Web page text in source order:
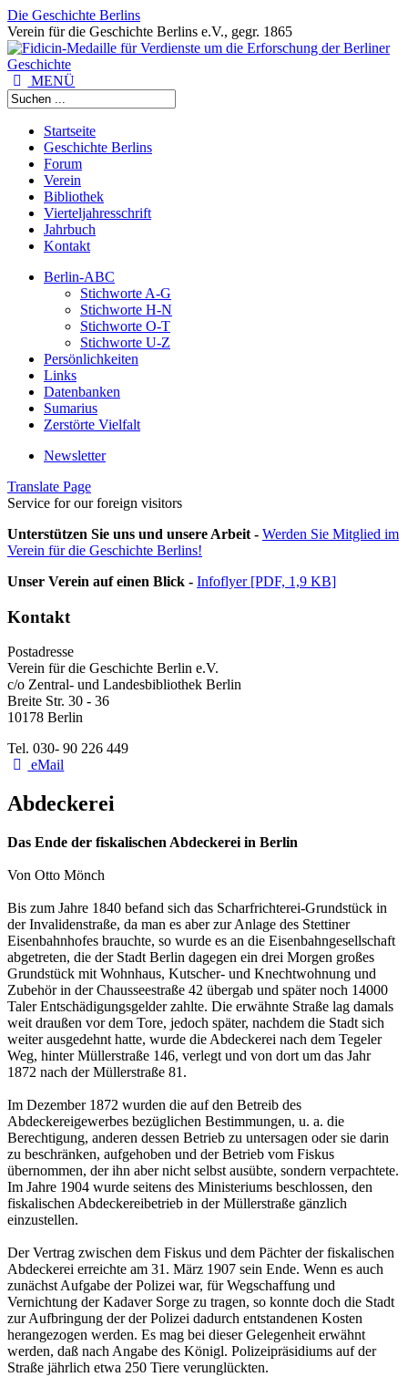
Die Geschichte Berlins
Verein für die Geschichte Berlins e.V., gegr. 1865
MENÜ
Startseite
Geschichte Berlins
Forum
Verein
Bibliothek
Vierteljahresschrift
Jahrbuch
Kontakt
Berlin-ABC
Stichworte A-G
Stichworte H-N
Stichworte O-T
Stichworte U-Z
Persönlichkeiten
Links
Datenbanken
Sumarius
Zerstörte Vielfalt
Newsletter
Translate Page
Service for our foreign visitors
Unterstützen Sie uns und unsere Arbeit - Werden Sie Mitglied im
Verein für die Geschichte Berlins!
Unser Verein auf einen Blick - Infoflyer [PDF, 1,9 KB]
Kontakt
Postadresse
Verein für die Geschichte Berlin e.V.
c/o Zentral- und Landesbibliothek Berlin
Breite Str. 30 - 36
10178 Berlin
Tel. 030- 90 226 449
eMail
Abdeckerei
Das Ende der fiskalischen Abdeckerei in Berlin
Von Otto Mönch
Bis zum Jahre 1840 befand sich das Scharfrichterei-Grundstück in
der Invalidenstraße, da man es aber zur Anlage des Stettiner
Eisenbahnhofes brauchte, so wurde es an die Eisenbahngesellschaft
abgetreten, die der Stadt Berlin dagegen ein drei Morgen großes
Grundstück mit Wohnhaus, Kutscher- und Knechtwohnung und
Zubehör in der Chausseestraße 42 übergab und später noch 14000
Taler Entschädigungsgelder zahlte. Die erwähnte Straße lag damals
weit draußen vor dem Tore, jedoch später, nachdem die Stadt sich
weiter ausgedehnt hatte, wurde die Abdeckerei nach dem Tegeler
Weg, hinter Müllerstraße 146, verlegt und von dort um das Jahr
1872 nach der Müllerstraße 81.
Im Dezember 1872 wurden die auf den Betreib des
Abdeckereigewerbes bezüglichen Bestimmungen, u. a. die
Berechtigung, anderen dessen Betrieb zu untersagen oder sie darin
zu beschränken, aufgehoben und der Betrieb vom Fiskus
übernommen, der ihn aber nicht selbst ausübte, sondern verpachtete.
Im Jahre 1904 wurde seitens des Ministeriums beschlossen, den
fiskalischen Abdeckereibetrieb in der Müllerstraße gänzlich
einzustellen.
Der Vertrag zwischen dem Fiskus und dem Pächter der fiskalischen
Abdeckerei erreichte am 31. März 1907 sein Ende. Wenn es auch
zunächst Aufgabe der Polizei war, für Wegschaffung und
Vernichtung der Kadaver Sorge zu tragen, so konnte doch die Stadt
zur Aufbringung der der Polizei dadurch entstandenen Kosten
herangezogen werden. Es mag bei dieser Gelegenheit erwähnt
werden, daß nach Angabe des Königl. Polizeipräsidiums auf der
Straße jährlich etwa 250 Tiere verunglückten.